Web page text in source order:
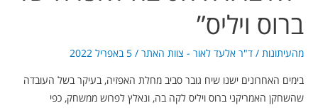
ברוס ויליס”
מהעיתונות / ד"ר אלעד לאור - צוות האתר / 5 באפריל 2022
בימים האחרונים ישנו שיח גובר סביב מחלת האפזיה, בעיקר בשל העובדה
שהשחקן האמריקני ברוס ויליס לקה בה, ונאלץ לפרוש ממשחק, כפי